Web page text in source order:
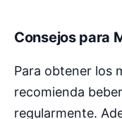
Consejos para
Para obtener los
recomienda
regularmente.